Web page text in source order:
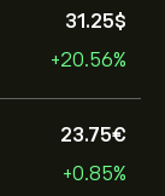
31.25‎$‎
+20.56%
23.75‎€‎
+0.85%